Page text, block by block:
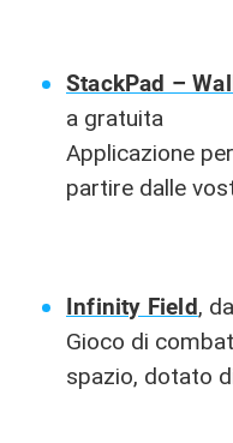
StackPad –
a gratuita
Applicazione
partire dalle
Infinity Field,
Gioco di
spazio, dotato